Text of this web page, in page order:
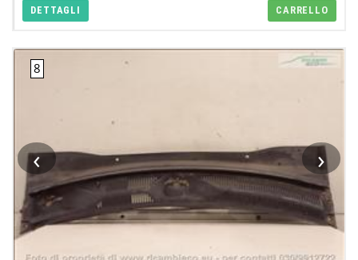
DETTAGLI CARRELLO
‹ ›